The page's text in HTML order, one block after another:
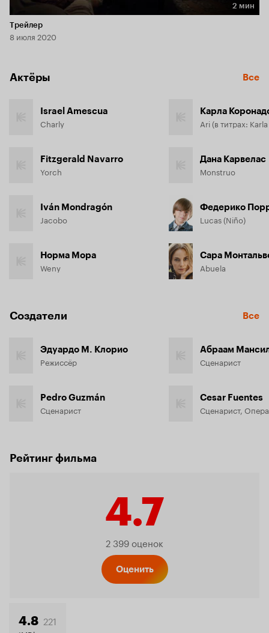
Длительность 2 мин
2 мин
Трейлер
8 июля 2020
Актёры Все
Israel Amescua
Charly
Fitzgerald Navarro
Yorch
Iván Mondragón
Jacobo
Норма Мора
Weny
Карла
Ari (в титрах:
Дана Карвелас
Monstruo
Федерико
Lucas (Niño)
Сара
Abuela
Создатели Все
Эдуардо М. Клорио
Режиссёр
Pedro Guzmán
Сценарист
Абраам
Сценарист
Cesar Fuentes
Сценарист,
Рейтинг фильма
4.7
Рейтинг
2 399 оценок
Оценить
4.8 221